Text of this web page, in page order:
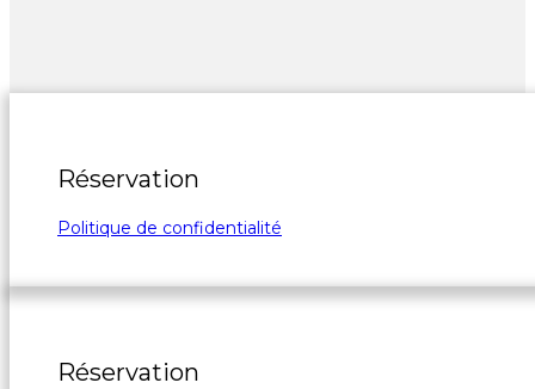
Réservation
Politique de confidentialité
Réservation